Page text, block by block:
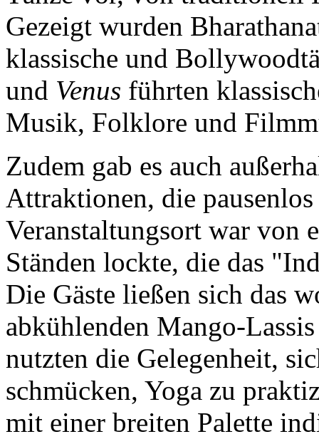
Gezeigt wurden
klassische und
und Venus führten
Musik, Folklore und
Zudem gab es auch
Attraktionen, die
Veranstaltungsort war von
Ständen lockte, die das
Die Gäste ließen sich das
abkühlenden Mango-
nutzten die Gelegenheit,
schmücken, Yoga zu
mit einer breiten Palette